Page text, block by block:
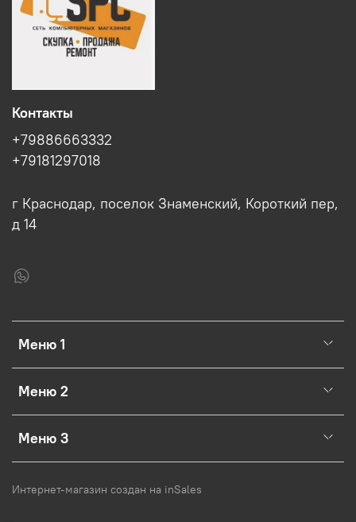
Меню 1
Меню 2
Меню 3
Контакты
+79886663332
+79181297018
г Краснодар, поселок Знаменский, Короткий пер,
д 14
Интернет-магазин создан на inSales